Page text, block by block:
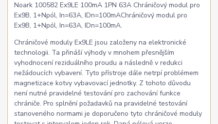
Noark 100582 Ex9LE 100mA 1PN 63A Chráničový modul pro
Ex9B, 1+Npól, In=63A, IDn=100mAChráničový modul pro
Ex9B, 1+Npól, In=63A, IDn=100mA.
Chráničové moduly Ex9LE jsou založeny na elektronické
technologii. Ta přináší výhody v mnohem přesnějším
vyhodnocení reziduálního proudu a následně v redukci
nežádoucích vybavení. Tyto přístroje dále netrpí problémem
magnetizace kotvy vybavovací jednotky. Z tohoto důvodu
není nutné pravidelné testování pro zachování funkce
chrániče. Pro splnění požadavků na pravidelné testování
stanoveného normami je doporučeno tyto chráničové moduly